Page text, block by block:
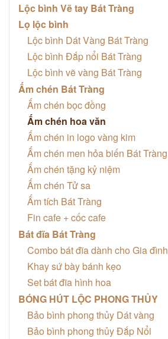
Lộc bình Vẽ tay Bát Tràng
Lọ lộc bình
Lộc bình Dát Vàng Bát Tràng
Lộc bình Đắp nổi Bát Tràng
Lộc bình vẽ vàng Bát Tràng
Ấm chén Bát Tràng
Ấm chén bọc đồng
Ấm chén hoa văn
Ấm chén in logo vàng kim
Ấm chén men hỏa biến Bát Tràng
Ấm chén tặng kỷ niệm
Ấm chén Tử sa
Ấm tích Bát Tràng
Fin cafe + cốc cafe
Bát đĩa Bát Tràng
Combo bát đĩa dành cho Gia đình
Khay sứ bày bánh kẹo
Set bát đĩa hình hoa
BÓNG HÚT LỘC PHONG THỦY
Bảo bình phong thủy Dát vàng
Bảo bình phong thủy Đắp Nổi